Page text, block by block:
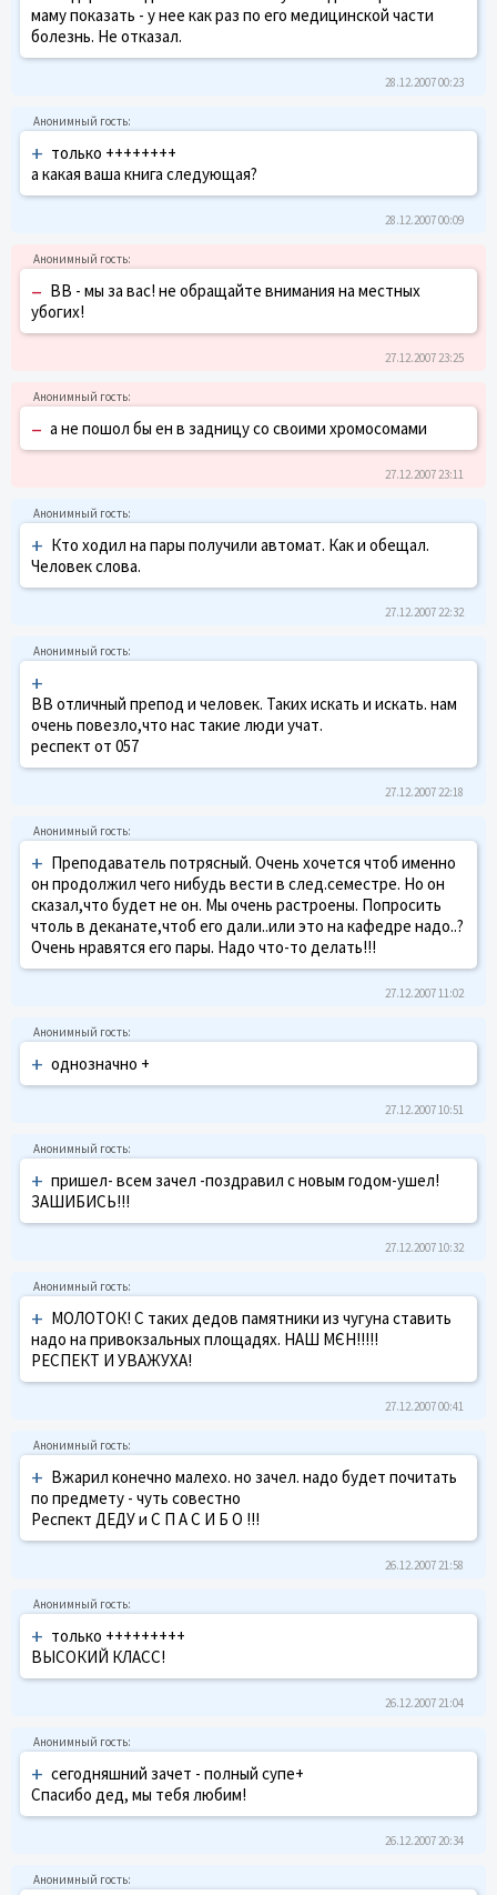
маму показать - у нее как раз по его медицинской части
болезнь. Не отказал.
28.12.2007 00:23
+ только ++++++++
а какая ваша книга следующая?
28.12.2007 00:09
– ВВ - мы за вас! не обращайте внимания на местных
убогих!
27.12.2007 23:25
– а не пошол бы ен в задницу со своими хромосомами
27.12.2007 23:11
+ Кто ходил на пары получили автомат. Как и обещал.
Человек слова.
27.12.2007 22:32
+
ВВ отличный препод и человек. Таких искать и искать. нам
очень повезло,что нас такие люди учат.
респект от 057
27.12.2007 22:18
+ Преподаватель потрясный. Очень хочется чтоб именно
он продолжил чего нибудь вести в след.семестре. Но он
сказал,что будет не он. Мы очень растроены. Попросить
чтоль в деканате,чтоб его дали..или это на кафедре надо..?
Очень нравятся его пары. Надо что-то делать!!!
27.12.2007 11:02
+ однозначно +
27.12.2007 10:51
+ пришел- всем зачел -поздравил с новым годом-ушел!
ЗАШИБИСЬ!!!
27.12.2007 10:32
+ МОЛОТОК! С таких дедов памятники из чугуна ставить
надо на привокзальных площадях. НАШ МЄН!!!!!
РЕСПЕКТ И УВАЖУХА!
27.12.2007 00:41
+ Вжарил конечно малехо. но зачел. надо будет почитать
по предмету - чуть совестно
Респект ДЕДУ и С П А С И Б О !!!
26.12.2007 21:58
+ только +++++++++
ВЫСОКИЙ КЛАСС!
26.12.2007 21:04
+ сегодняшний зачет - полный супе+
Спасибо дед, мы тебя любим!
26.12.2007 20:34